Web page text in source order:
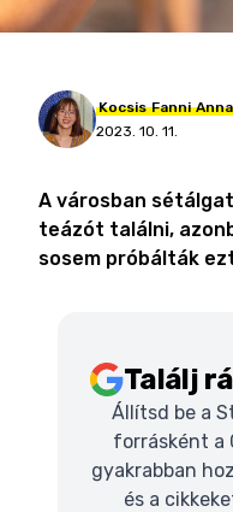
Kocsis Fanni Anna
2023. 10. 11.
A városban
teázót találni,
sosem próbálták
Találj
Állítsd be a
forrásként a
gyakrabban
és a